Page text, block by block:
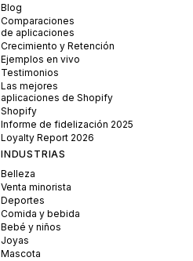
Blog
Comparaciones
de aplicaciones
Crecimiento y Retención
Ejemplos en vivo
Testimonios
Las mejores
aplicaciones de Shopify
Shopify
Informe de fidelización 2025
Loyalty Report 2026
INDUSTRIAS
Belleza
Venta minorista
Deportes
Comida y bebida
Bebé y niños
Joyas
Mascota